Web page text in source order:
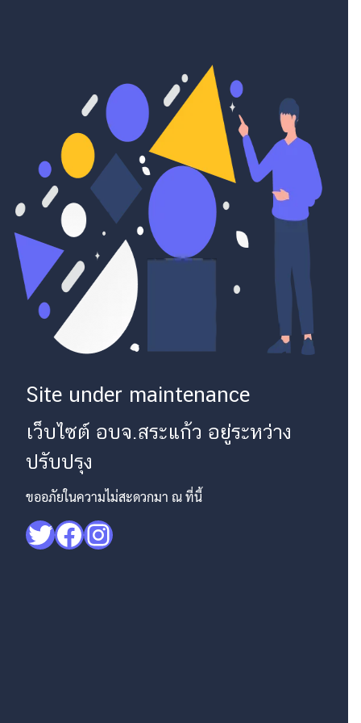
Site under maintenance
เว็บไซต์ อบจ.สระแก้ว อยู่ระหว่าง
ปรับปรุง
ขออภัยในความไม่สะดวกมา ณ ที่นี้
Twitter
Facebook
Instagram